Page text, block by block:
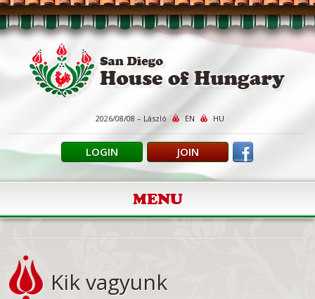
2026/08/08 – László EN HU
LOGIN JOIN
MENU
Kik vagyunk